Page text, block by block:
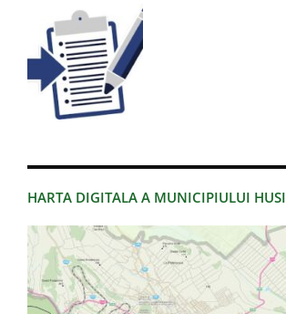
HARTA DIGITALA A MUNICIPIULUI HUSI